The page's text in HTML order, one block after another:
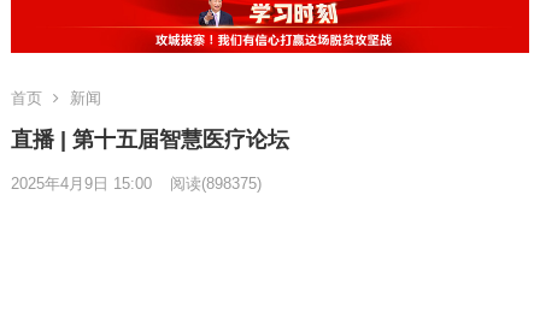
首页 新闻
直播 | 第十五届智慧医疗论坛
2025年4月9日 15:00 阅读(898375)